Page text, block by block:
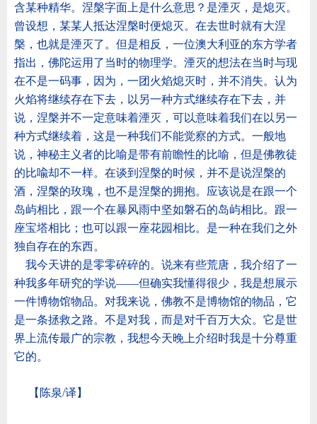
含某种精华。涅槃字面上是什么意思？是湮灭，是熄灭。
曾设想，某某人抵达涅槃时便熄灭。在去世时就有大涅
槃，也就是湮灭了。但是相反，一位澳大利亚的东方学者
指出，佛陀运用了当时的物理学。湮灭的想法在当时与现
在不是一码事，因为，一团火焰熄灭时，并不消失。认为
火焰将继续存在下去，以另一种方式继续存在下去，并
说，涅槃并不一定意味着湮灭，可以意味着我们在以另一
种方式继续着，这是一种我们不能觉察的方式。一般地
说，神秘主义者的比喻是带有前瞻性的比喻，但是佛教徒
的比喩却不一样。在谈到涅槃的时候，并不是说涅槃的
酒，涅槃的玫瑰，也不是涅槃的拥抱。应该说是在跟一个
岛屿相比，跟一个在暴风雨中坚如磐石的岛屿相比。跟一
座宝塔相比；也可以跟一座花园相比。是一种在我们之外
独自存在的东西。
我今天讲的是零零碎碎的。说来有些荒唐，我介绍了一
种我多年研究的学说——但确实我懂得很少，我是想展示
一件博物馆物品。对我来说，佛教不是博物馆的物品，它
是一条拯救之路。不是对我，而是对千百万大众。它是世
界上流传最广的宗教，我想今天晚上介绍时我是十分尊重
它的。
【陈泉/译 】